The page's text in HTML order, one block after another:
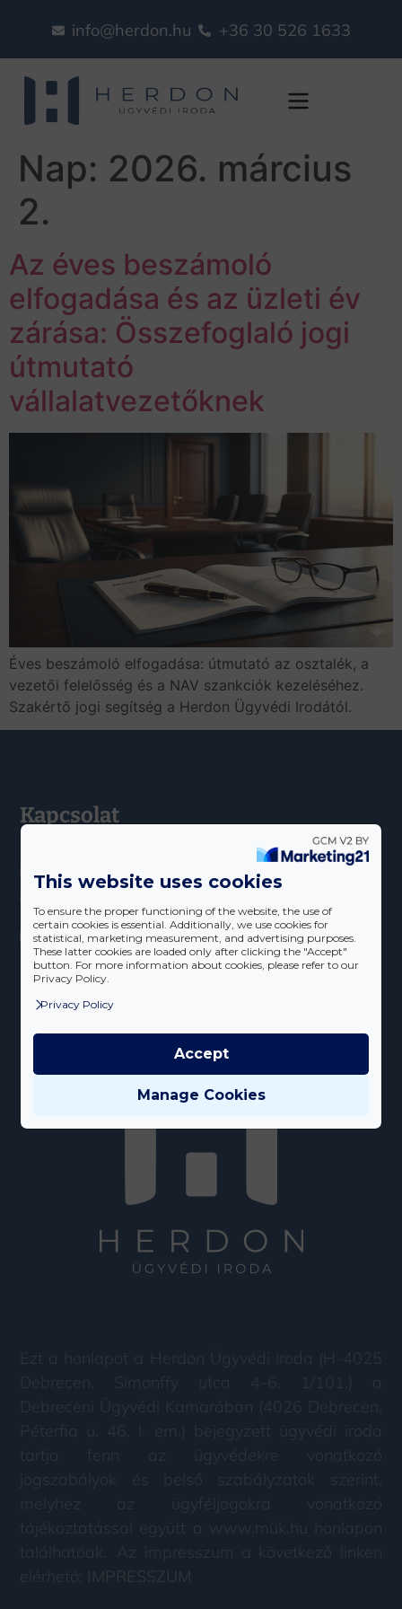
info@herdon.hu +36 30 526 1633
Nap: 2026. március
2.
Az éves beszámoló
elfogadása és az üzleti év
zárása: Összefoglaló jogi
útmutató
vállalatvezetőknek
Éves beszámoló elfogadása: útmutató az osztalék, a
vezetői felelősség és a NAV szankciók kezeléséhez.
Szakértő jogi segítség a Herdon Ügyvédi Irodától.
Kapcsolat
H-4025 Debrecen, Simonffy utca 4-6. 1/101.
info@herdon.hu
+36 30 526 1633
Ezt a honlapot a Herdon Ügyvédi Iroda (H-4025
Debrecen, Simonffy utca 4-6. 1/101.) a
Debreceni Ügyvédi Kamarában (4026 Debrecen,
Péterfia u. 46. I. em.) bejegyzett ügyvédi iroda
tartja fenn az ügyvédekre vonatkozó
jogszabályok és belső szabályzatok szerint,
melyhez az ügyféljogokra vonatkozó
tájékoztatással együtt a www.mük.hu honlapon
találhatóak. Az impresszum a következő linken
elérhető: IMPRESSZUM
This website uses cookies
To ensure the proper functioning of the website, the use of
certain cookies is essential. Additionally, we use cookies for
statistical, marketing measurement, and advertising purposes.
These latter cookies are loaded only after clicking the "Accept"
button. For more information about cookies, please refer to our
Privacy Policy.
Privacy Policy
Manage Cookies
Accept